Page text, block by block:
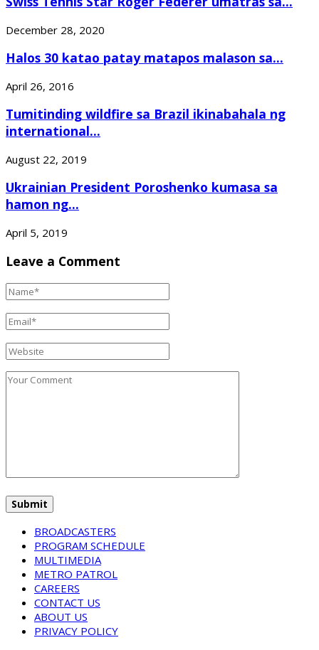
December 28, 2020
Halos 30 katao patay matapos malason sa...
April 26, 2016
Tumitinding wildfire sa Brazil ikinabahala ng
international...
August 22, 2019
Ukrainian President Poroshenko kumasa sa
hamon ng...
April 5, 2019
Leave a Comment
BROADCASTERS
PROGRAM SCHEDULE
MULTIMEDIA
METRO PATROL
CAREERS
CONTACT US
ABOUT US
PRIVACY POLICY